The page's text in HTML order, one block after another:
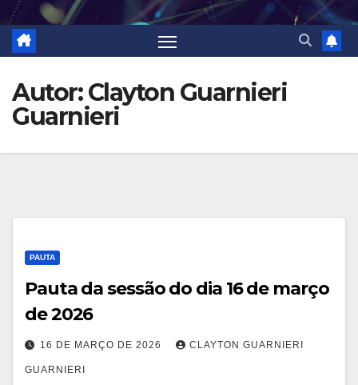
Autor:Clayton Guarnieri
Guarnieri
PAUTA
Pauta da sessão do dia 16 de março
de 2026
16 DE MARÇO DE 2026 CLAYTON GUARNIERI
GUARNIERI